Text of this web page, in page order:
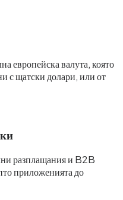
европейска валута, която
с щатски долари, или от
разплащания и B2B
приложенията до